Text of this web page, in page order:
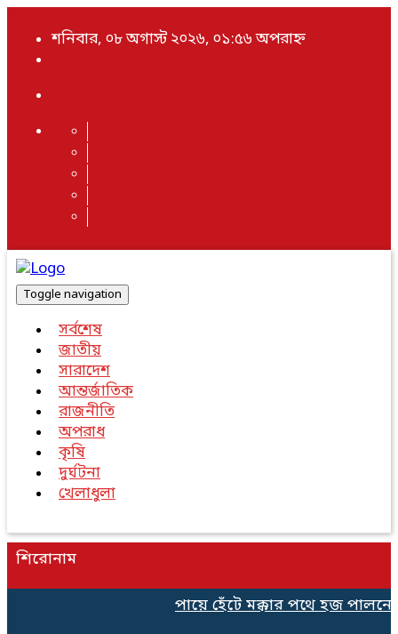
শনিবার, ০৮ অগাস্ট ২০২৬, ০১:৫৬ অপরাহ্ন
Toggle navigation
সর্বশেষ
জাতীয়
সারাদেশ
আন্তর্জাতিক
রাজনীতি
অপরাধ
কৃষি
দুর্ঘটনা
খেলাধুলা
শিরোনাম
পায়ে হেঁটে মক্কার পথে হজ